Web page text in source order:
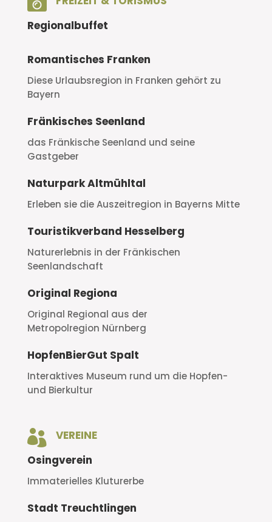
Regionalbuffet
Romantisches Franken
Diese Urlaubsregion in Franken gehört zu
Bayern
Fränkisches Seenland
das Fränkische Seenland und seine
Gastgeber
Naturpark Altmühltal
Erleben sie die Auszeitregion in Bayerns Mitte
Touristikverband Hesselberg
Naturerlebnis in der Fränkischen
Seenlandschaft
Original Regiona
Original Regional aus der
Metropolregion Nürnberg
HopfenBierGut Spalt
Interaktives Museum rund um die Hopfen-
und Bierkultur

VEREINE
Osingverein
Immaterielles Kluturerbe
Stadt Treuchtlingen